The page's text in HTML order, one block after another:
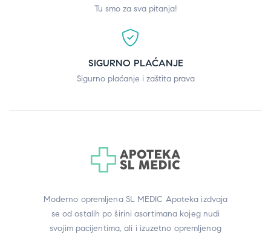
Tu smo za sva pitanja!
SIGURNO PLAĆANJE
Sigurno plaćanje i zaštita prava
Moderno opremljena SL MEDIC Apoteka izdvaja
se od ostalih po širini asortimana kojeg nudi
svojim pacijentima, ali i izuzetno opremljenog